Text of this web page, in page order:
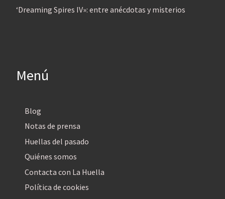
‘Dreaming Spires IV»: entre anécdotas y misterios
Menú
Blog
Notas de prensa
Huellas del pasado
Quiénes somos
Contacta con La Huella
Política de cookies